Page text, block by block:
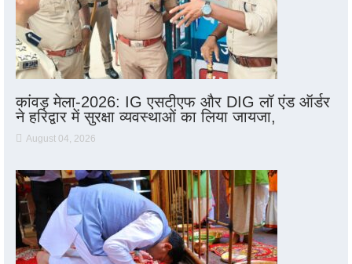
कांवड़ मेला-2026: IG एसटीएफ और DIG लॉ एंड ऑर्डर
ने हरिद्वार में सुरक्षा व्यवस्थाओं का लिया जायजा,
August 04, 2026